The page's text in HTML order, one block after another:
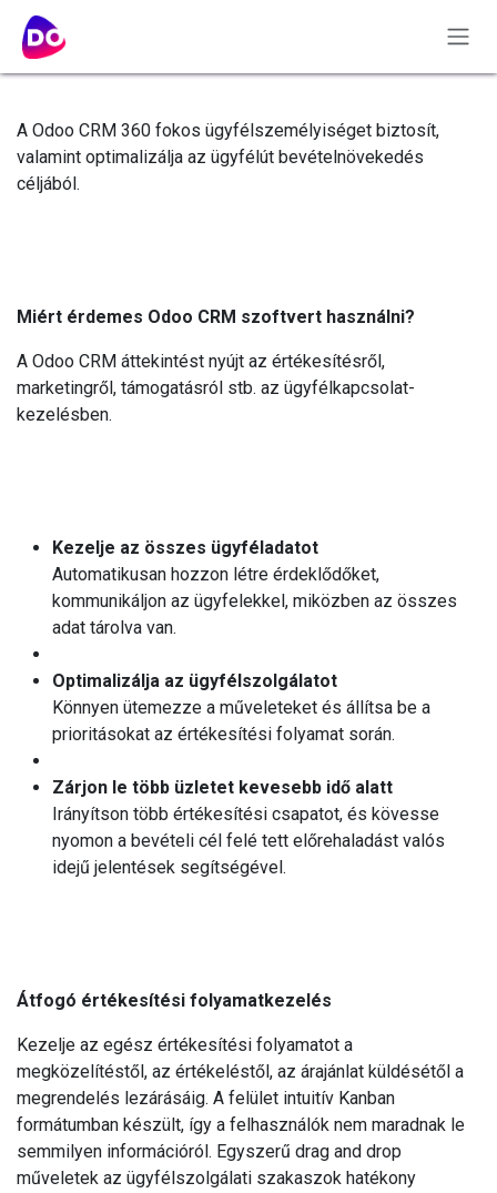
Tartalomra ugrás
A Odoo CRM 360 fokos ügyfélszemélyiséget biztosít,
valamint optimalizálja az ügyfélút bevételnövekedés
céljából.
Miért érdemes Odoo CRM szoftvert használni?
A Odoo CRM áttekintést nyújt az értékesítésről,
marketingről, támogatásról stb. az ügyfélkapcsolat-
kezelésben.
Kezelje az összes ügyféladatot
Automatikusan hozzon létre érdeklődőket,
kommunikáljon az ügyfelekkel, miközben az összes
adat tárolva van.
Optimalizálja az ügyfélszolgálatot
Könnyen ütemezze a műveleteket és állítsa be a
prioritásokat az értékesítési folyamat során.
Zárjon le több üzletet kevesebb idő alatt
Irányítson több értékesítési csapatot, és kövesse
nyomon a bevételi cél felé tett előrehaladást valós
idejű jelentések segítségével.
Átfogó értékesítési folyamatkezelés
Kezelje az egész értékesítési folyamatot a
megközelítéstől, az értékeléstől, az árajánlat küldésétől a
megrendelés lezárásáig. A felület intuitív Kanban
formátumban készült, így a felhasználók nem maradnak le
semmilyen információról. Egyszerű drag and drop
műveletek az ügyfélszolgálati szakaszok hatékony